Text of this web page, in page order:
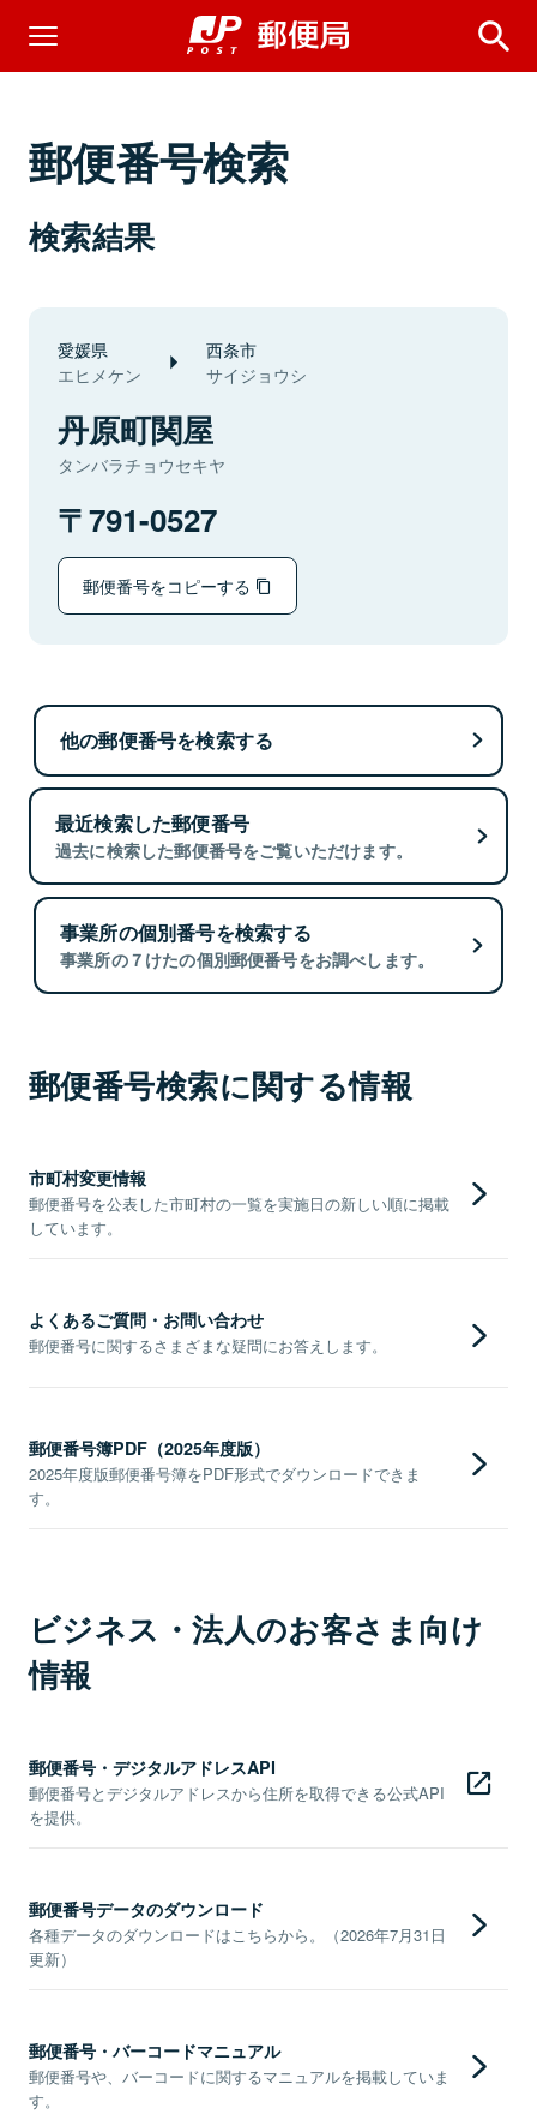
郵便番号検索
検索結果
愛媛県
エヒメケン
西条市
サイジョウシ
丹原町関屋
タンバラチョウセキヤ
791-0527
郵便番号をコピーする
他の郵便番号を検索する
最近検索した郵便番号
過去に検索した郵便番号をご覧いただけます。
事業所の個別番号を検索する
事業所の７けたの個別郵便番号をお調べします。
郵便番号検索に関する情報
市町村変更情報
郵便番号を公表した市町村の一覧を実施日の新しい順に掲載
しています。
よくあるご質問・お問い合わせ
郵便番号に関するさまざまな疑問にお答えします。
郵便番号簿PDF（2025年度版）
2025年度版郵便番号簿をPDF形式でダウンロードできま
す。
ビジネス・法人のお客さま向け
情報
郵便番号・デジタルアドレスAPI
郵便番号とデジタルアドレスから住所を取得できる公式API
を提供。
郵便番号データのダウンロード
各種データのダウンロードはこちらから。（2026年7月31日
更新）
郵便番号・バーコードマニュアル
郵便番号や、バーコードに関するマニュアルを掲載していま
す。